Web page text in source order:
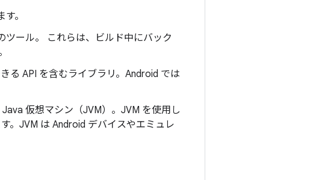
。
ール。 これらは、ビルド中にバック
る API を含むライブラリ。Android では
仮想マシン（JVM）。JVM を使用し
。JVM は Android デバイスやエミュレ